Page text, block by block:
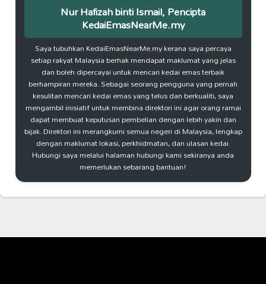
Nur Hafizah binti Ismail, Pencipta
KedaiEmasNearMe.my
Saya tubuhkan KedaiEmasNearMe.my kerana saya percaya
setiap rakyat Malaysia berhak mendapat maklumat yang jelas
dan boleh dipercayai untuk mencari kedai emas terbaik
berhampiran mereka. Sebagai seorang pengguna yang pernah
kesulitan mencari kedai emas yang telus dan berkualiti, saya
mengambil inisiatif untuk membina direktori ini agar orang ramai
dapat membuat keputusan pembelian dengan lebih yakin dan
bijak. Direktori ini merangkumi semua negeri di Malaysia, lengkap
dengan maklumat lokasi, perkhidmatan, dan ulasan kedai.
Hubungi saya melalui halaman hubungi kami sekiranya anda
memerlukan sebarang bantuan!